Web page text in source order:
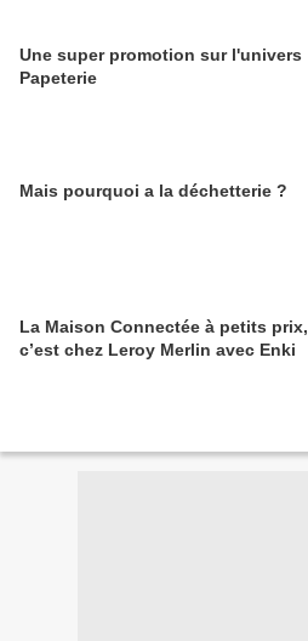
Une super promotion sur l'univers
Papeterie
Mais pourquoi a la déchetterie ?
La Maison Connectée à petits prix,
c’est chez Leroy Merlin avec Enki